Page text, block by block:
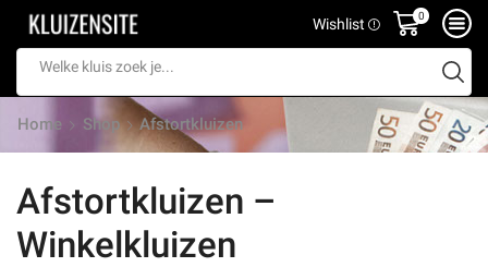
Wishlist 0
input
Home Shop Afstortkluizen
Afstortkluizen –
Winkelkluizen